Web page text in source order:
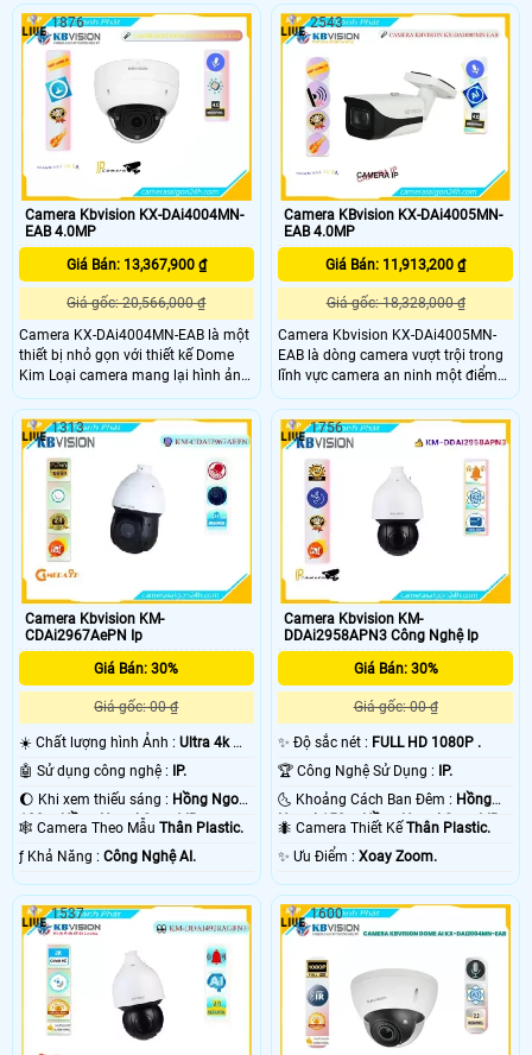
ngay cả trong điều kiện ánh sáng
yếu. Đặc biệt, hồng ngoại 10m giúp
quan sát vùng gần trong đêm tối
một cách hiệu quả
xác và sắc nét. Đặc biệt, camera này
có khả năng quan sát ban đêm
có tầm nhìn xa hơn 100m. Hình ảnh
được ghi lại với độ phân giải FULL
HD 1080P, mang lại chất lượng
tuyệt vời
Camera Kbvision KX-DAi4004MN-
EAB 4.0MP
Giá Bán: 13,367,900 ₫
Giá gốc: 20,566,000 ₫
Camera KX-DAi4004MN-EAB là một
thiết bị nhỏ gọn với thiết kế Dome
Kim Loại camera mang lại hình ảnh
sắc nét với độ phân giải 4.0MP
Ngoài ra nó còn được trang bị công
nghệ I, cho phép giám sát từ xa
1876
Camera KBvision KX-DAi4005MN-
EAB 4.0MP
Giá Bán: 11,913,200 ₫
Giá gốc: 18,328,000 ₫
Camera Kbvision KX-DAi4005MN-
EAB là dòng camera vượt trội trong
lĩnh vực camera an ninh một điểm
đáng chú ý là camera được trang bị
công nghệ Hồng Ngoại SMD, giúp
hình ảnh xem ban đêm sáng và đẹp
hơn với khoảng cách hồng ngoại lên
đến 60m
2543
Camera Kbvision KM-
CDAi2967AePN Ip
Giá Bán: 30%
Giá gốc: 00 ₫
☀️ Chất lượng hình Ảnh : Ultra 4k 👍🏾
.
🤖️ Sử dụng công nghệ :
IP.
🌔 Khi xem thiếu sáng : Hồng Ngoại
100m Hồng Ngoại Smart IR.
🕸️ Camera Theo Mẫu Thân Plastic.
️ƒ Khả Năng : Công Nghệ AI.
1313
Camera Kbvision KM-
DDAi2958APN3 Công Nghệ Ip
Giá Bán: 30%
Giá gốc: 00 ₫
✨ Độ sắc nét : FULL HD 1080P .
🏆 Công Nghệ Sử Dụng :
IP.
🌜 Khoảng Cách Ban Đêm : Hồng
Ngoại 150m Hồng Ngoại Smart IR.
🐜 Camera Thiết KếThân Plastic.
️✨ Ưu Điểm :Xoay Zoom.
1756
1537 1600